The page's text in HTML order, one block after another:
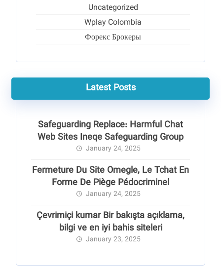
Uncategorized
Wplay Colombia
Форекс Брокеры
Latest Posts
Safeguarding Replace: Harmful Chat
Web Sites Ineqe Safeguarding Group
January 24, 2025
Fermeture Du Site Omegle, Le Tchat En
Forme De Piège Pédocriminel
January 24, 2025
Çevrimiçi kumar Bir bakışta açıklama,
bilgi ve en iyi bahis siteleri
January 23, 2025